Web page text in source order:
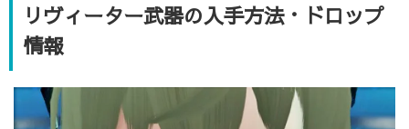
リヴィーター武器の入手方法・ドロップ
情報